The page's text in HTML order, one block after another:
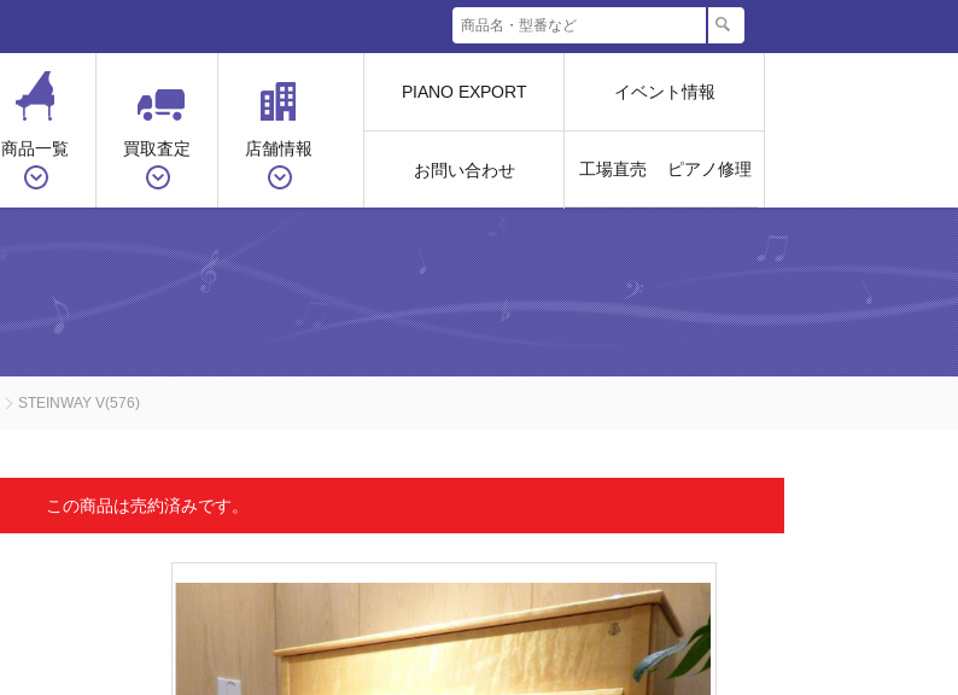
商品一覧 買取査定 店舗情報
PIANO EXPORT
お問い合わせ
イベント情報
工場直売 ピアノ修理
STEINWAY V(576)
この商品は売約済みです。